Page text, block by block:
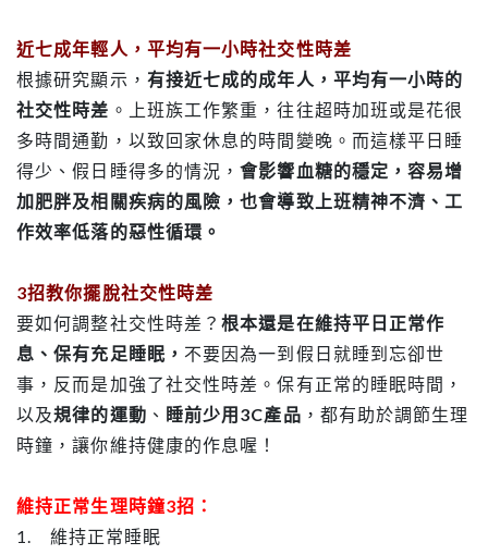
近七成年輕人，平均有一小時社交性時差
根據研究顯示， 有接近七成的成年人，平均有一小時的
社交性時差 。上班族工作繁重，往往超時加班或是花很
多時間通勤，以致回家休息的時間變晚。而這樣平日睡
得少、假日睡得多的情況，會影響血糖的穩定，容易增
加肥胖及相關疾病的風險，也會導致上班精神不濟、工
作效率低落的惡性循環。
3招教你擺脫社交性時差
要如何調整社交性時差？根本還是在維持平日正常作
息、保有充足睡眠， 不要因為一到假日就睡到忘卻世
事，反而是加強了社交性時差。保有正常的睡眠時間，
以及規律的運動 、 睡前少用3C產品 ，都有助於調節生理
時鐘，讓你維持健康的作息喔！
維持正常生理時鐘3招：
1. 維持正常睡眠